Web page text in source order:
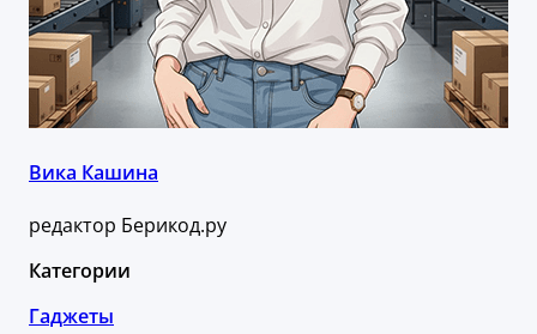
Вика Кашина
редактор Берикод.ру
Категории
Гаджеты